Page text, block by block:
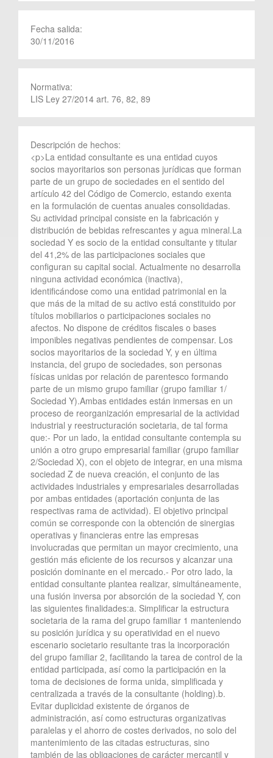
Fecha salida:
30/11/2016
Normativa:
LIS Ley 27/2014 art. 76, 82, 89
Descripción de hechos:
<p>La entidad consultante es una entidad cuyos
socios mayoritarios son personas jurídicas que forman
parte de un grupo de sociedades en el sentido del
artículo 42 del Código de Comercio, estando exenta
en la formulación de cuentas anuales consolidadas.
Su actividad principal consiste en la fabricación y
distribución de bebidas refrescantes y agua mineral.La
sociedad Y es socio de la entidad consultante y titular
del 41,2% de las participaciones sociales que
configuran su capital social. Actualmente no desarrolla
ninguna actividad económica (inactiva),
identificándose como una entidad patrimonial en la
que más de la mitad de su activo está constituido por
títulos mobiliarios o participaciones sociales no
afectos. No dispone de créditos fiscales o bases
imponibles negativas pendientes de compensar. Los
socios mayoritarios de la sociedad Y, y en última
instancia, del grupo de sociedades, son personas
físicas unidas por relación de parentesco formando
parte de un mismo grupo familiar (grupo familiar 1/
Sociedad Y).Ambas entidades están inmersas en un
proceso de reorganización empresarial de la actividad
industrial y reestructuración societaria, de tal forma
que:- Por un lado, la entidad consultante contempla su
unión a otro grupo empresarial familiar (grupo familiar
2/Sociedad X), con el objeto de integrar, en una misma
sociedad Z de nueva creación, el conjunto de las
actividades industriales y empresariales desarrolladas
por ambas entidades (aportación conjunta de las
respectivas rama de actividad). El objetivo principal
común se corresponde con la obtención de sinergias
operativas y financieras entre las empresas
involucradas que permitan un mayor crecimiento, una
gestión más eficiente de los recursos y alcanzar una
posición dominante en el mercado.- Por otro lado, la
entidad consultante plantea realizar, simultáneamente,
una fusión inversa por absorción de la sociedad Y, con
las siguientes finalidades:a. Simplificar la estructura
societaria de la rama del grupo familiar 1 manteniendo
su posición jurídica y su operatividad en el nuevo
escenario societario resultante tras la incorporación
del grupo familiar 2, facilitando la tarea de control de la
entidad participada, así como la participación en la
toma de decisiones de forma unida, simplificada y
centralizada a través de la consultante (holding).b.
Evitar duplicidad existente de órganos de
administración, así como estructuras organizativas
paralelas y el ahorro de costes derivados, no solo del
mantenimiento de las citadas estructuras, sino
también de las obligaciones de carácter mercantil y